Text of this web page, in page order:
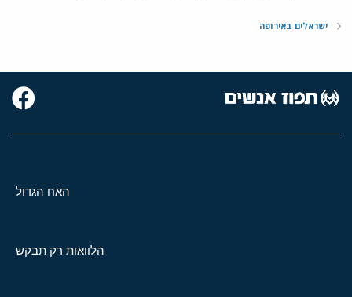
ישראלים באירופה
האח הגדול
הלוואות רק תבקש